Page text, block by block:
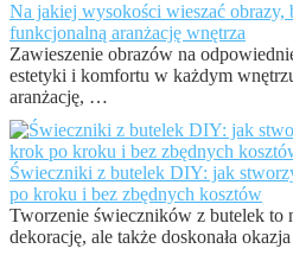
Na jakiej wysokości wieszać obrazy,
funkcjonalną aranżację wnętrza
Zawieszenie obrazów na
estetyki i komfortu w każdym
aranżację, …
Świeczniki z butelek DIY: jak
po kroku i bez zbędnych kosztów
Tworzenie świeczników z butelek to
dekorację, ale także doskonała